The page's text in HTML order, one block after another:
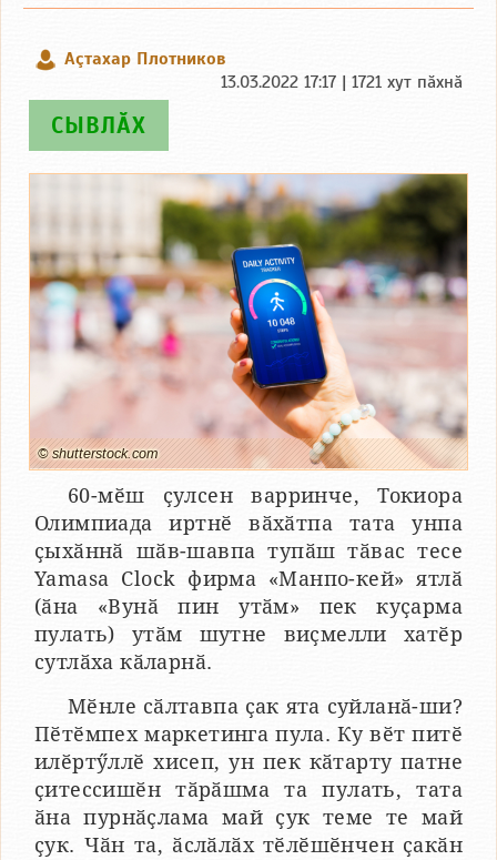
Аçтахар Плотников
13.03.2022 17:17 | 1721 хут пӑхнӑ
СЫВЛӐХ
© shutterstock.com
60-мӗш ҫулсен варринче, Токиора
Олимпиада иртнӗ вӑхӑтпа тата унпа
ҫыхӑннӑ шӑв-шавпа тупӑш тӑвас тесе
Yamasa Clock фирма «Манпо-кей» ятлӑ
(ӑна «Вунӑ пин утӑм» пек куҫарма
пулать) утӑм шутне виҫмелли хатӗр
сутлӑха кӑларнӑ.
Мӗнле сӑлтавпа ҫак ята суйланӑ-ши?
Пӗтӗмпех маркетинга пула. Ку вӗт питӗ
илӗртӳллӗ хисеп, ун пек кӑтарту патне
ҫитессишӗн тӑрӑшма та пулать, тата
ӑна пурнӑҫлама май ҫук теме те май
ҫук. Чӑн та, ӑслӑлӑх тӗлӗшӗнчен ҫакӑн